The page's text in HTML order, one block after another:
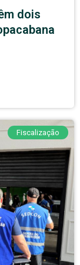
dois
Fiscalização